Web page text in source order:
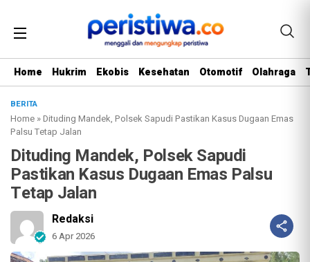
Home Hukrim Ekobis Kesehatan Otomotif Olahraga
BERITA
Home »Dituding Mandek, Polsek Sapudi Pastikan Kasus Dugaan Emas
Palsu Tetap Jalan
Dituding Mandek, Polsek Sapudi
Pastikan Kasus Dugaan Emas Palsu
Tetap Jalan
Redaksi
6 Apr 2026